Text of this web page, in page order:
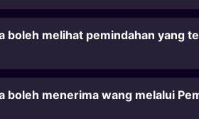
boleh melihat pemindahan yang
boleh menerima wang melalui